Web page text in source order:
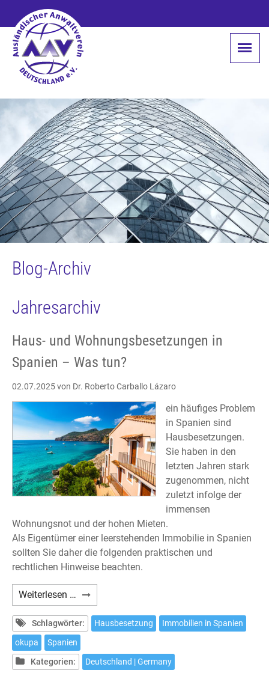
Blog-Archiv
Jahresarchiv
Haus- und Wohnungsbesetzungen in
Spanien – Was tun?
02.07.2025von Dr. Roberto Carballo Lázaro
ein häufiges Problem
in Spanien sind
Hausbesetzungen.
Sie haben in den
letzten Jahren stark
zugenommen, nicht
zuletzt infolge der
immensen
Wohnungsnot und der hohen Mieten.
Als Eigentümer einer leerstehenden Immobilie in Spanien
sollten Sie daher die folgenden praktischen und
rechtlichen Hinweise beachten.
Weiterlesen … Haus-
und
Wohnungsbesetzungen
in
Spanien
–
Schlagwörter: Hausbesetzung
Immobilien in Spanien
okupa
Spanien
Kategorien:
Deutschland | Germany